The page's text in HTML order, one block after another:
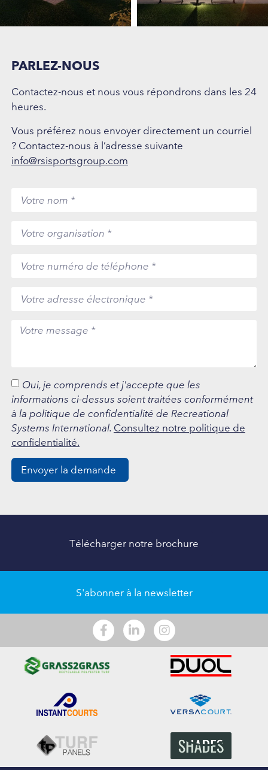
PARLEZ-NOUS
Contactez-nous et nous vous répondrons dans les 24
heures.
Vous préférez nous envoyer directement un courriel
? Contactez-nous à l’adresse suivante
info@rsisportsgroup.com
Oui, je comprends et j'accepte que les
informations ci-dessus soient traitées conformément
à la politique de confidentialité de Recreational
Systems International. Consultez notre politique de
confidentialité.
Envoyer la demande
Télécharger notre brochure
S'abonner à la newsletter